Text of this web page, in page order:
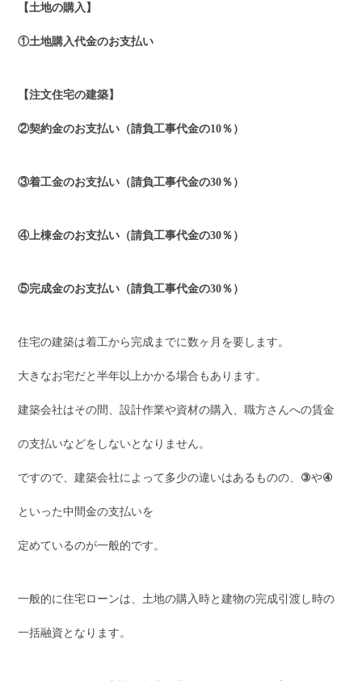
【土地の購入】
①土地購入代金のお支払い
【注文住宅の建築】
②契約金のお支払い（請負工事代金の10％）
③着工金のお支払い（請負工事代金の30％）
④上棟金のお支払い（請負工事代金の30％）
⑤完成金のお支払い（請負工事代金の30％）
住宅の建築は着工から完成までに数ヶ月を要します。
大きなお宅だと半年以上かかる場合もあります。
建築会社はその間、設計作業や資材の購入、職方さんへの賃金
の支払いなどをしないとなりません。
ですので、建築会社によって多少の違いはあるものの、 ③や④
といった中間金の支払いを
定めているのが一般的です。
一般的に住宅ローンは、土地の購入時と建物の完成引渡し時の
一括融資となります。